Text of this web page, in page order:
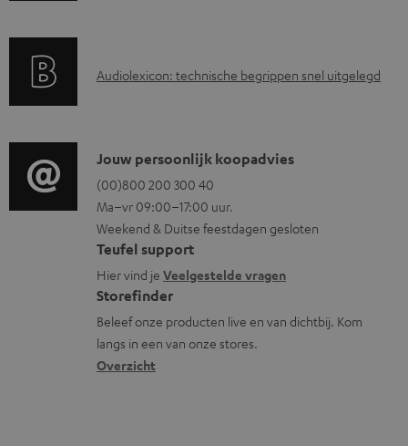
e
e
n
n
r
m
a
t
i
e
n
e
i
n
f
o
r
m
a
A
i
o
g
l
o
s
s
a
r
Audiolexicon: technische begrippen snel uitgelegd
C
o
n
t
a
c
t
i
n
Jouw persoonlijk koopadvies
(00)800 200 300 40
Ma–vr 09:00–17:00 uur.
Weekend & Duitse feestdagen gesloten
Teufel support
Hier vind je Veelgestelde vragen
Storefinder
Beleef onze producten live en van dichtbij. Kom
langs in een van onze stores.
Overzicht